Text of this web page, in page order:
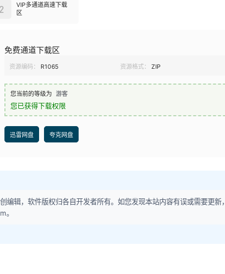
VIP多通道高速下载
区
2
免费通道下载区
资源编码： R1065 资源格式： ZIP
您当前的等级为 游客
您已获得下载权限
迅雷网盘 夸克网盘
编辑，软件版权归各自开发者所有。如您发现本站内容有误或需要更新，
。